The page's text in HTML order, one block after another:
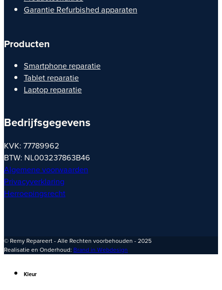
Garantie Refurbished apparaten
Producten
Smartphone reparatie
Tablet reparatie
Laptop reparatie
Bedrijfsgegevens
KVK: 77789962
BTW: NL003237863B46
Algemene voorwaarden
Privacyverklaring
Herroepingsrecht
© Remy Repareert - Alle Rechten voorbehouden - 2025
Realisatie en Onderhoud: Brand in Webdesign
Kleur